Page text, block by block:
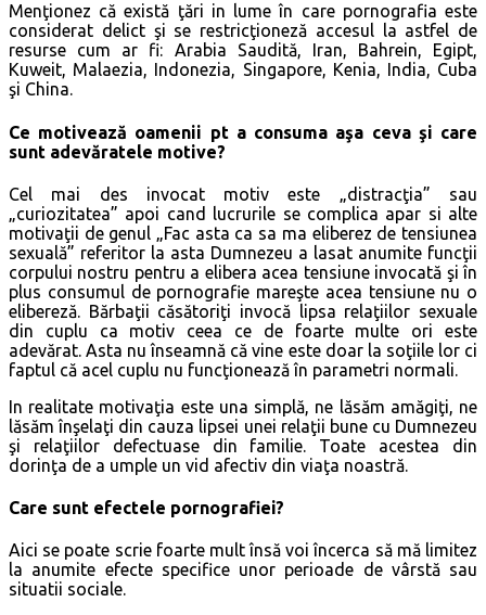
Menţionez că există ţări in lume în care pornografia este
considerat delict şi se restricţioneză accesul la astfel de
resurse cum ar fi: Arabia Saudită, Iran, Bahrein, Egipt,
Kuweit, Malaezia, Indonezia, Singapore, Kenia, India, Cuba
şi China.
Ce motivează oamenii pt a consuma aşa ceva şi care
sunt adevăratele motive?
Cel mai des invocat motiv este „distracţia” sau
„curiozitatea” apoi cand lucrurile se complica apar si alte
motivaţii de genul „Fac asta ca sa ma eliberez de tensiunea
sexuală” referitor la asta Dumnezeu a lasat anumite funcţii
corpului nostru pentru a elibera acea tensiune invocată şi în
plus consumul de pornografie mareşte acea tensiune nu o
elibereză. Bărbaţii căsătoriţi invocă lipsa relaţiilor sexuale
din cuplu ca motiv ceea ce de foarte multe ori este
adevărat. Asta nu înseamnă că vine este doar la soţiile lor ci
faptul că acel cuplu nu funcţionează în parametri normali.
In realitate motivaţia este una simplă, ne lăsăm amăgiţi, ne
lăsăm înşelaţi din cauza lipsei unei relaţii bune cu Dumnezeu
şi relaţiilor defectuase din familie. Toate acestea din
dorinţa de a umple un vid afectiv din viaţa noastră.
Care sunt efectele pornografiei?
Aici se poate scrie foarte mult însă voi încerca să mă limitez
la anumite efecte specifice unor perioade de vârstă sau
situatii sociale.